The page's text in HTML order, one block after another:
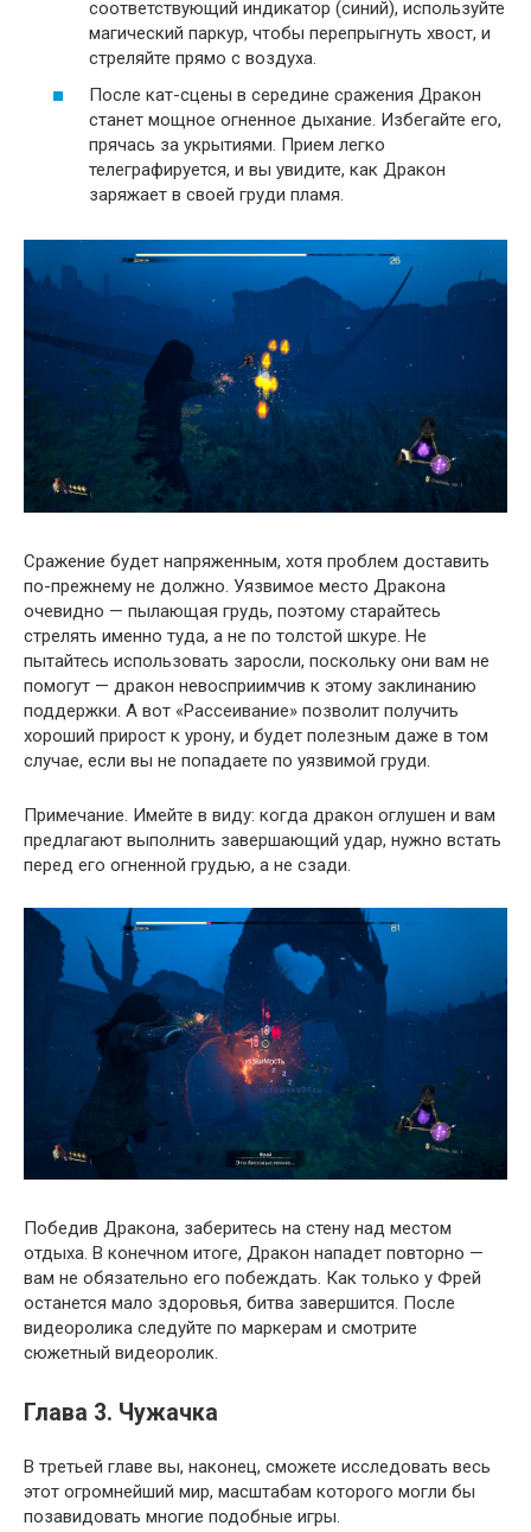
соответствующий индикатор (синий), используйте
магический паркур, чтобы перепрыгнуть хвост, и
стреляйте прямо с воздуха.
После кат-сцены в середине сражения Дракон
станет мощное огненное дыхание. Избегайте его,
прячась за укрытиями. Прием легко
телеграфируется, и вы увидите, как Дракон
заряжает в своей груди пламя.
Сражение будет напряженным, хотя проблем доставить
по-прежнему не должно. Уязвимое место Дракона
очевидно — пылающая грудь, поэтому старайтесь
стрелять именно туда, а не по толстой шкуре. Не
пытайтесь использовать заросли, поскольку они вам не
помогут — дракон невосприимчив к этому заклинанию
поддержки. А вот «Рассеивание» позволит получить
хороший прирост к урону, и будет полезным даже в том
случае, если вы не попадаете по уязвимой груди.
Примечание. Имейте в виду: когда дракон оглушен и вам
предлагают выполнить завершающий удар, нужно встать
перед его огненной грудью, а не сзади.
Победив Дракона, заберитесь на стену над местом
отдыха. В конечном итоге, Дракон нападет повторно —
вам не обязательно его побеждать. Как только у Фрей
останется мало здоровья, битва завершится. После
видеоролика следуйте по маркерам и смотрите
сюжетный видеоролик.
Глава 3. Чужачка
В третьей главе вы, наконец, сможете исследовать весь
этот огромнейший мир, масштабам которого могли бы
позавидовать многие подобные игры.